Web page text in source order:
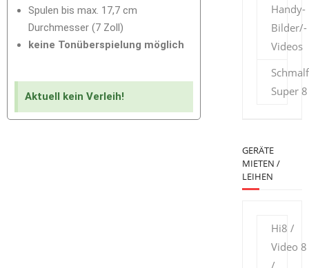
Spulen bis max. 17,7 cm
Durchmesser (7 Zoll)
keine Tonüberspielung möglich
Aktuell kein Verleih!
Handy-
Bilder/-
Videos
Super 8
GERÄTE
MIETEN /
LEIHEN
Hi8 /
Video 8
/